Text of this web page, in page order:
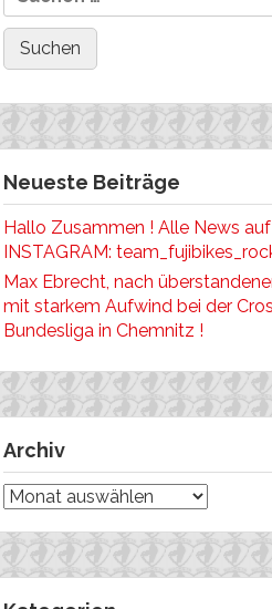
nach:
Neueste Beiträge
Hallo Zusammen ! Alle News auf
INSTAGRAM:
Max Ebrecht, nach
mit starkem Aufwind bei der
Bundesliga in Chemnitz !
Archiv
Archiv